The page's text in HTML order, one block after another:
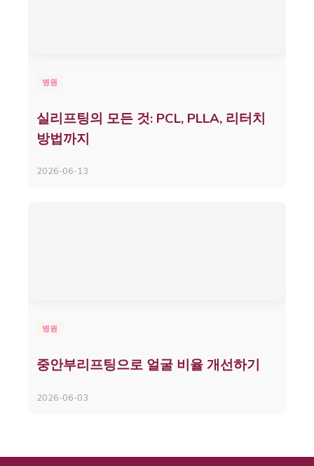
병원
실리프팅의 모든 것: PCL, PLLA, 리터치
방법까지
2026-06-13
병원
중안부리프팅으로 얼굴 비율 개선하기
2026-06-03